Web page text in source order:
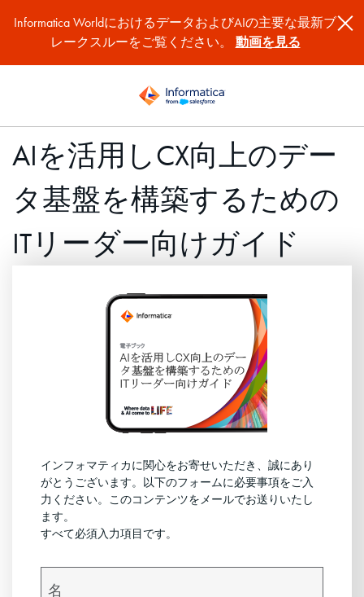
Informatica WorldにおけるデータおよびAIの主要な最新ブ
レークスルーをご覧ください。 動画を見る
AIを活用しCX向上のデー
タ基盤を構築するための
ITリーダー向けガイド
インフォマティカに関心をお寄せいただき、誠にあり
がとうございます。以下のフォームに必要事項をご入
力ください。このコンテンツをメールでお送りいたし
ます。
すべて必須入力項目です。